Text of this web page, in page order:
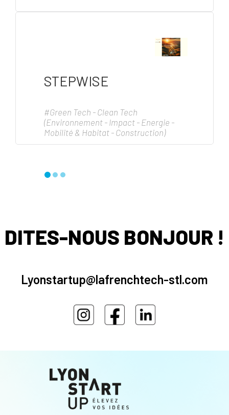
STEPWISE
#Green Tech - Clean Tech
(Environnement - Impact - Energie -
Mobilité & Habitat - Construction)
DITES-NOUS BONJOUR !
Lyonstartup@lafrenchtech-stl.com